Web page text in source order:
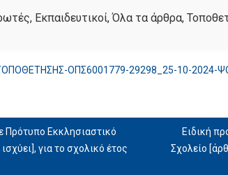
, Εκπαιδευτικοί,Όλα τα άρθρα,
ΟΠΣ6001779-29298_25-10-2024-
Πρότυπο Εκκλησιαστικό
για το σχολικό έτος
Ειδική
Σχολείο